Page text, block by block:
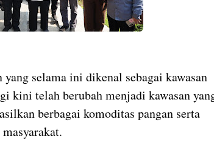
selama ini dikenal sebagai kawasan
kini telah berubah menjadi kawasan
berbagai komoditas pangan serta